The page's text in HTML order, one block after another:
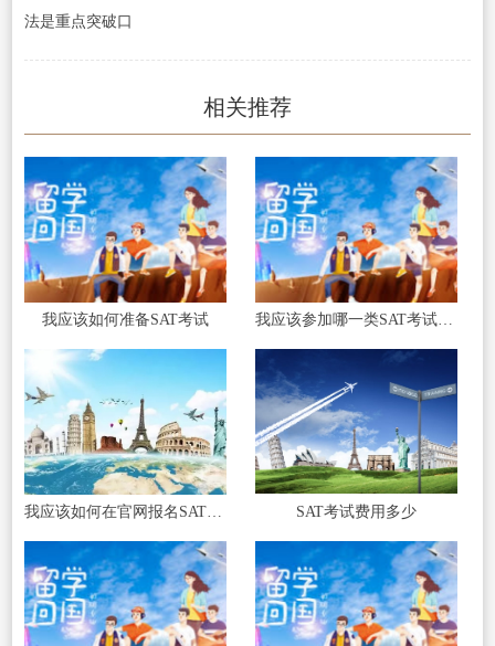
法是重点突破口
相关推荐
我应该如何准备SAT考试 我应该参加哪一类SAT考试更适合我
我应该如何在官网报名SAT考试 SAT考试费用多少